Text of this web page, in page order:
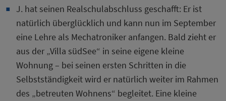
J. hat seinen Realschulabschluss geschafft: Er ist
natürlich überglücklich und kann nun im September
eine Lehre als Mechatroniker anfangen. Bald zieht er
aus der „Villa südSee“ in seine eigene kleine
Wohnung – bei seinen ersten Schritten in die
Selbstständigkeit wird er natürlich weiter im Rahmen
des „betreuten Wohnens“ begleitet. Eine kleine